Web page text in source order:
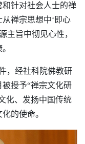
针对社会人士的禅
禅宗思想中‘即心
主旨中彻见心性，
，经社科院佛教研
授予“禅宗文化研
化、发扬中国传统
的使命。